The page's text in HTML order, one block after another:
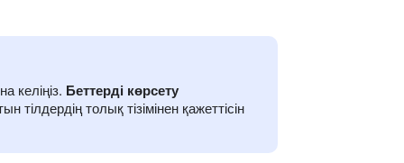
келіңіз. Беттерді көрсету
толық тізімінен қажеттісін